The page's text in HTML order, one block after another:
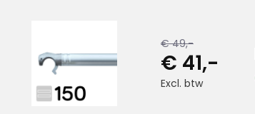
€ 49,-
€ 41,-
Excl. btw